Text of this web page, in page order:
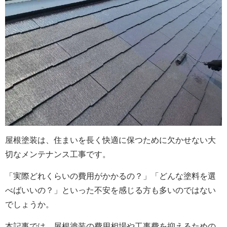
屋根塗装は、住まいを長く快適に保つために欠かせない大
切なメンテナンス工事です。
「実際どれくらいの費用がかかるの？」「どんな塗料を選
べばいいの？」といった不安を感じる方も多いのではない
でしょうか。